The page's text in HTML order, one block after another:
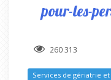
pour-les-
260 313
Services de gériatrie